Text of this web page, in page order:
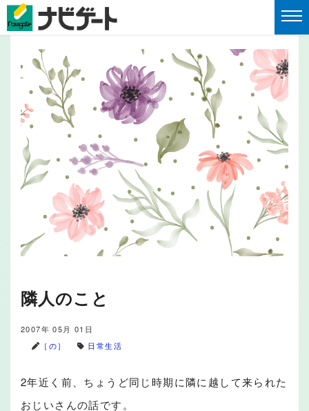
隣人のこと
2007年 05月 01日
［の］
日常生活
2年近く前、ちょうど同じ時期に隣に越して来られた
おじいさんの話です。